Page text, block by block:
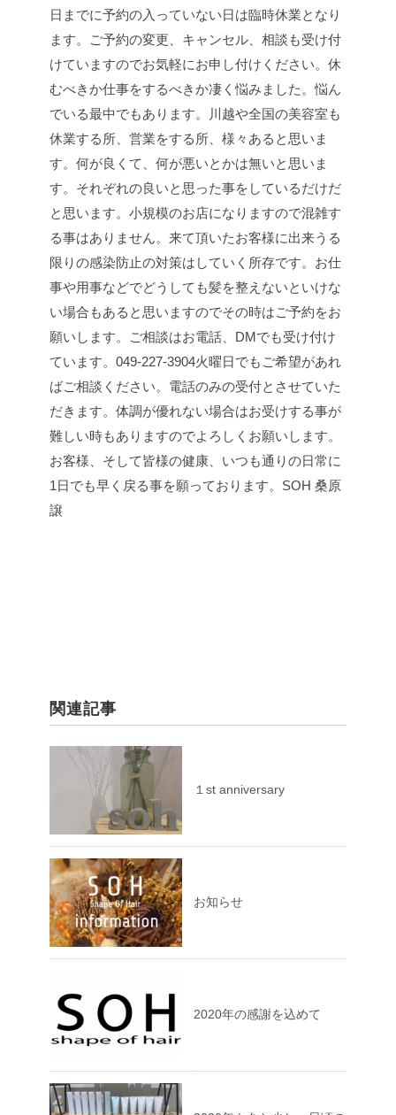
日までに予約の入っていない日は臨時休業となり
ます。
ご予約の変更、キャンセル、相談も受け付
けていますのでお気軽にお申し付けください。 休
むべきか仕事をするべきか凄く悩みました。悩ん
でいる最中でもあります。
川越や全国の美容室も
休業する所、営業をする所、様々あると思いま
す。 何が良くて、何が悪いとかは無いと思いま
す。 それぞれの良いと思った事をしているだけだ
と思います。 小規模のお店になりますので混雑す
る事はありません。 来て頂いたお客様に出来うる
限りの感染防止の対策はしていく所存です。 お仕
事や用事などでどうしても髪を整えないといけな
い場合もあると思いますのでその時はご予約をお
願いします。
ご相談はお電話、DMでも受け付け
ています。 049-227-3904火曜日でもご希望があれ
ばご相談ください。 電話のみの受付とさせていた
だきます。 体調が優れない場合はお受けする事が
難しい時もありますのでよろしくお願いします。
お客様、そして皆様の健康、いつも通りの日常に
1日でも早く戻る事を願っております。 SOH 桑原
譲
関連記事
１st anniversary
お知らせ
2020年の感謝を込めて